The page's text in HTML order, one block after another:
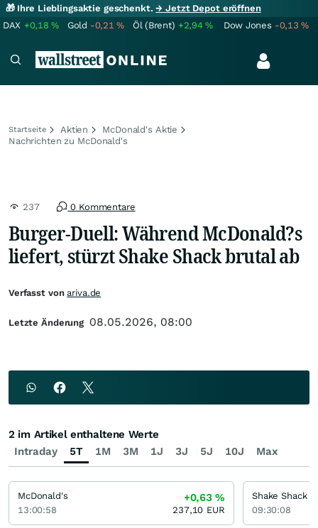
🎁 Ihre Lieblingsaktie geschenkt.→ Jetzt Depot eröffnen
DAX +0,18% Gold -0,21% Öl (Brent) +2,94% Dow Jones -0,13%
Startseite Aktien
McDonald's Aktie
Nachrichten zu McDonald's
237 0 Kommentare
Burger-Duell: Während McDonald?s
liefert, stürzt Shake Shack brutal ab
Verfasst vonariva.de
Letzte Änderung 08.05.2026, 08:00
Intraday 5T 1M 3M 1J 3J 5J 10J Max
2 im Artikel enthaltene Werte
McDonald's
13:00:58
+0,63%
237,10 EUR 09:30:08